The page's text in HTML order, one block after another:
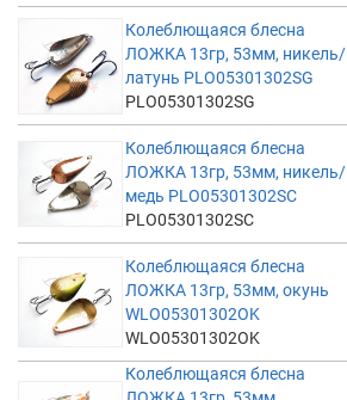
Колеблющаяся блесна
ЛОЖКА 13гр, 53мм, никель/
латунь PLO05301302SG
PLO05301302SG
Колеблющаяся блесна
ЛОЖКА 13гр, 53мм, никель/
медь PLO05301302SC
PLO05301302SC
Колеблющаяся блесна
ЛОЖКА 13гр, 53мм, окунь
WLO05301302OK
WLO05301302OK
Колеблющаяся блесна